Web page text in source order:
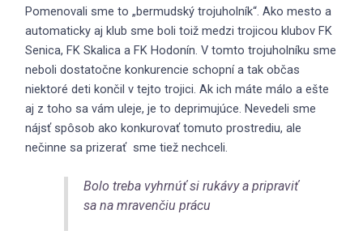
Pomenovali sme to „bermudský trojuholník“. Ako mesto a
automaticky aj klub sme boli toiž medzi trojicou klubov FK
Senica, FK Skalica a FK Hodonín. V tomto trojuholníku sme
neboli dostatočne konkurencie schopní a tak občas
niektoré deti končil v tejto trojici. Ak ich máte málo a ešte
aj z toho sa vám uleje, je to deprimujúce. Nevedeli sme
nájsť spôsob ako konkurovať tomuto prostrediu, ale
nečinne sa prizerať sme tiež nechceli.
Bolo treba vyhrnúť si rukávy a pripraviť
sa na mravenčiu prácu